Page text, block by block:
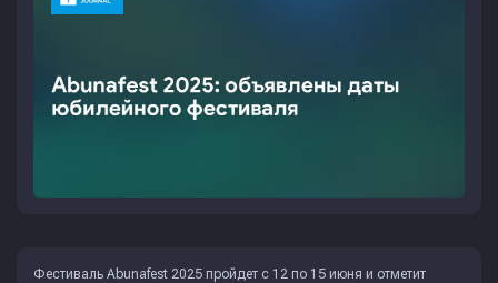
Фестиваль Abunafest 2025 пройдет с 12 по 15 июня и отметит